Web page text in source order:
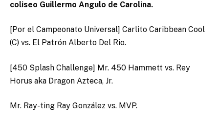
coliseo Guillermo Angulo de Carolina.
[Por el Campeonato Universal] Carlito Caribbean Cool
(C) vs. El Patrón Alberto Del Rio.
[450 Splash Challenge] Mr. 450 Hammett vs. Rey
Horus aka Dragon Azteca, Jr.
Mr. Ray-ting Ray González vs. MVP.